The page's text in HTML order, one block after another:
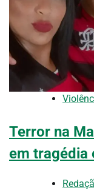
Terror na
em tragédia